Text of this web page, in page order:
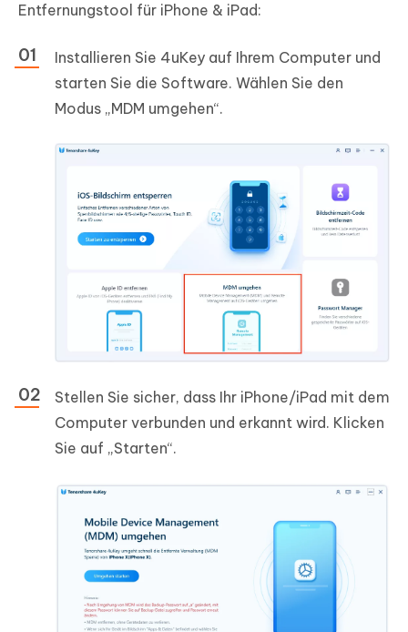
Entfernungstool für iPhone & iPad:
Installieren Sie 4uKey auf Ihrem Computer und
starten Sie die Software. Wählen Sie den
Modus „MDM umgehen“.
Stellen Sie sicher, dass Ihr iPhone/iPad mit dem
Computer verbunden und erkannt wird. Klicken
Sie auf „Starten“.